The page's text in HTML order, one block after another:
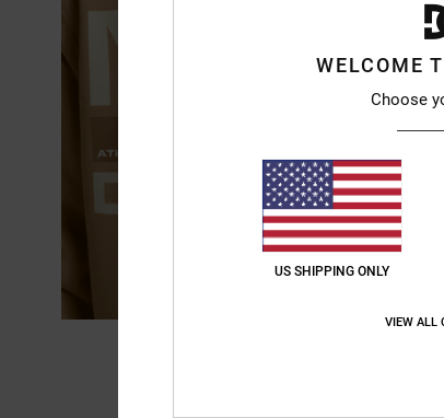
WELCOME
Choose
US SHIPPING ONLY
VIEW ALL